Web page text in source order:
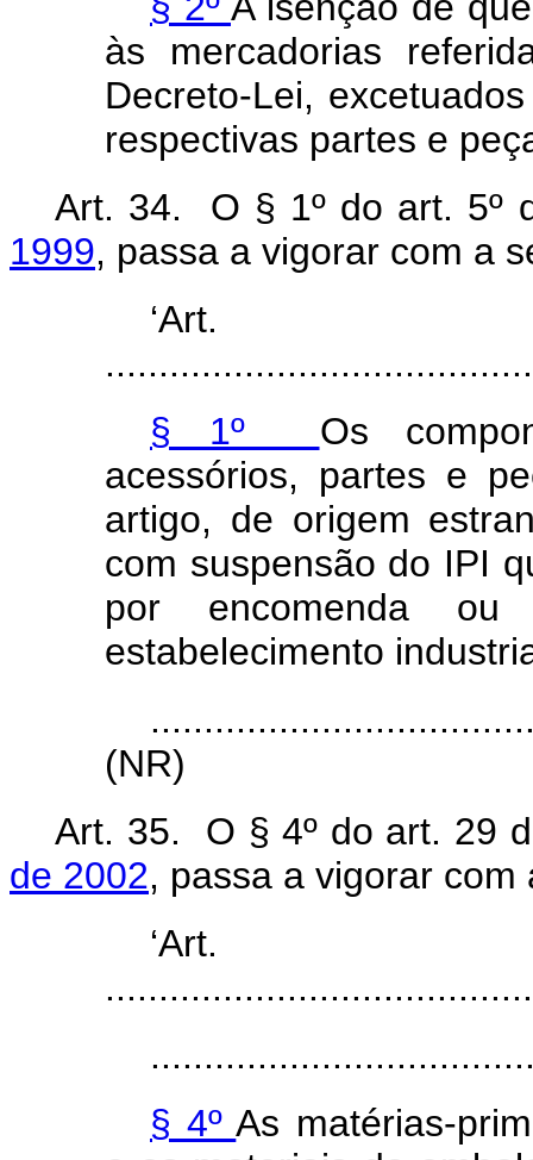
às mercadorias
Decreto-Lei,
respectivas partes e
Art. 34. O § 1º do art. 5º
1999, passa a vigorar com a
§ 1º Os
acessórios, partes e
artigo, de origem
com suspensão do IPI
por encomenda
estabelecimento
(NR)
Art. 35. O § 4º do art. 29
de 2002, passa a vigorar
§ 4ºAs matérias-